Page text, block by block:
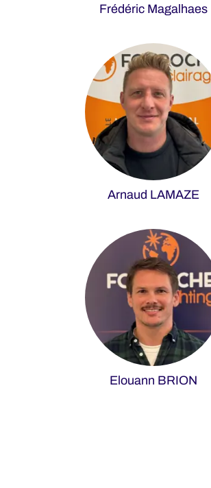
Frédéric Magalhaes
Arnaud LAMAZE
Elouann BRION